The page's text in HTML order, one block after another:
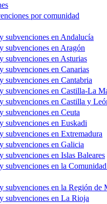
por comunidad
subvenciones en Andalucía
subvenciones en Aragón
subvenciones en Asturias
subvenciones en Canarias
subvenciones en Cantabria
subvenciones en Castilla-La
subvenciones en Castilla y
subvenciones en Ceuta
subvenciones en Euskadi
subvenciones en Extremadura
subvenciones en Galicia
subvenciones en Islas Baleares
subvenciones en la
subvenciones en la Región de
subvenciones en La Rioja